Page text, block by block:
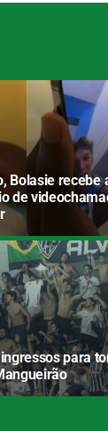
Bolasie recebe
de
para